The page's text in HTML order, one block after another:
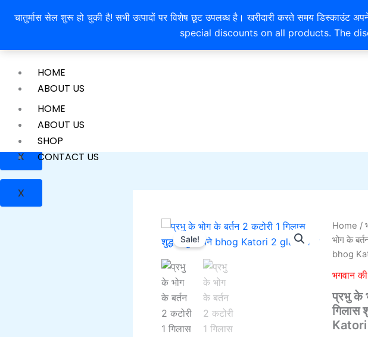
चातुर्मास सेल शुरू हो चुकी है! सभी उत्पादों पर विशेष छूट उपलब्ध है। खरीदारी करते समय
special discounts on all products. The
EXTRA
HOME
ABOUT US
SHOP
CONTACT US
X
HOME
ABOUT US
SHOP
CONTACT US
X
Sale!
Home /
भोग के
bhog
भगवान
प्रभु के
गिलास
Katori
प्रभु
के
के
बर्तन
कटोरी
1
गिलास
शुद्ध